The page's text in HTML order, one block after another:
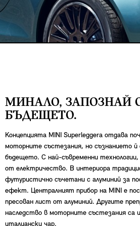
МИНАЛО, ЗАПОЗНАЙ
БЪДЕЩЕТО.
Концепцията MINI Superleggera отдава
моторните състезания, но съзнанието й
бъдещето. С най-съвременни
от електричество. В интериора
футуристично съчетани с алуминий за
ефект. Централният прибор на МINI е
пресован лист от алуминий. Другите
наследство в моторните състезания са
италиански чар.